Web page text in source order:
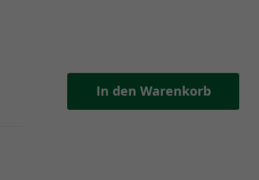
In den Warenkorb